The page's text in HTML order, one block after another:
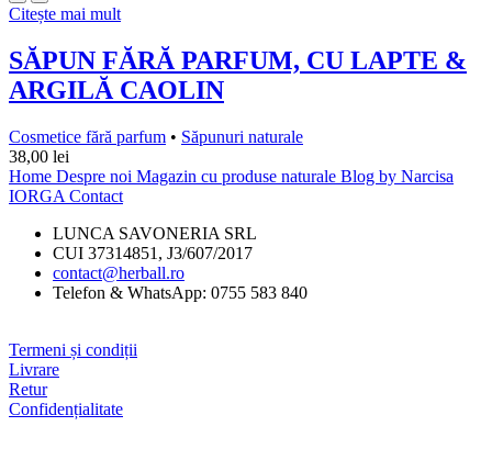
Citește mai mult
SĂPUN FĂRĂ PARFUM, CU LAPTE &
ARGILĂ CAOLIN
Cosmetice fără parfum • Săpunuri naturale
38,00 lei
Home Despre noi Magazin cu produse naturale Blog by Narcisa
IORGA Contact
LUNCA SAVONERIA SRL
CUI 37314851, J3/607/2017
contact@herball.ro
Telefon & WhatsApp: 0755 583 840
Termeni și condiții
Livrare
Retur
Confidențialitate